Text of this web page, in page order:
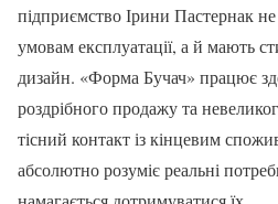
підприємство Ірини Пастернак
умовам експлуатації, а й мають
дизайн. «Форма Бучач» працює
роздрібного продажу та
тісний контакт із кінцевим
абсолютно розуміє реальні